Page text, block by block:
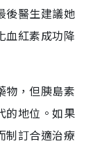
後醫生建議她
血紅素成功降
物，但胰島素
的地位。如果
制訂合適治療